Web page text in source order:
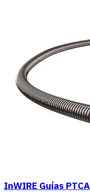
InWIRE Guías PTCA